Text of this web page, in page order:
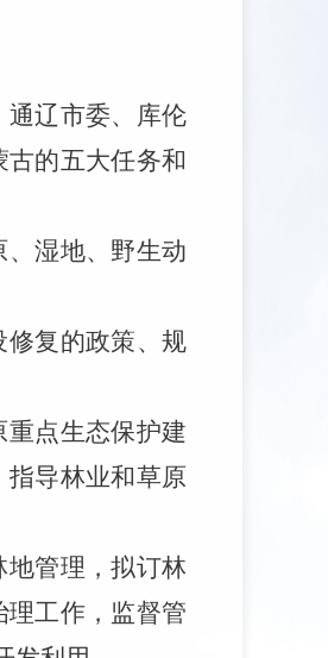
辽市委、库伦
的五大任务和
、湿地、野生动
修复的政策、规
重点生态保护建
导林业和草原
地管理，拟订林
工作，监督管